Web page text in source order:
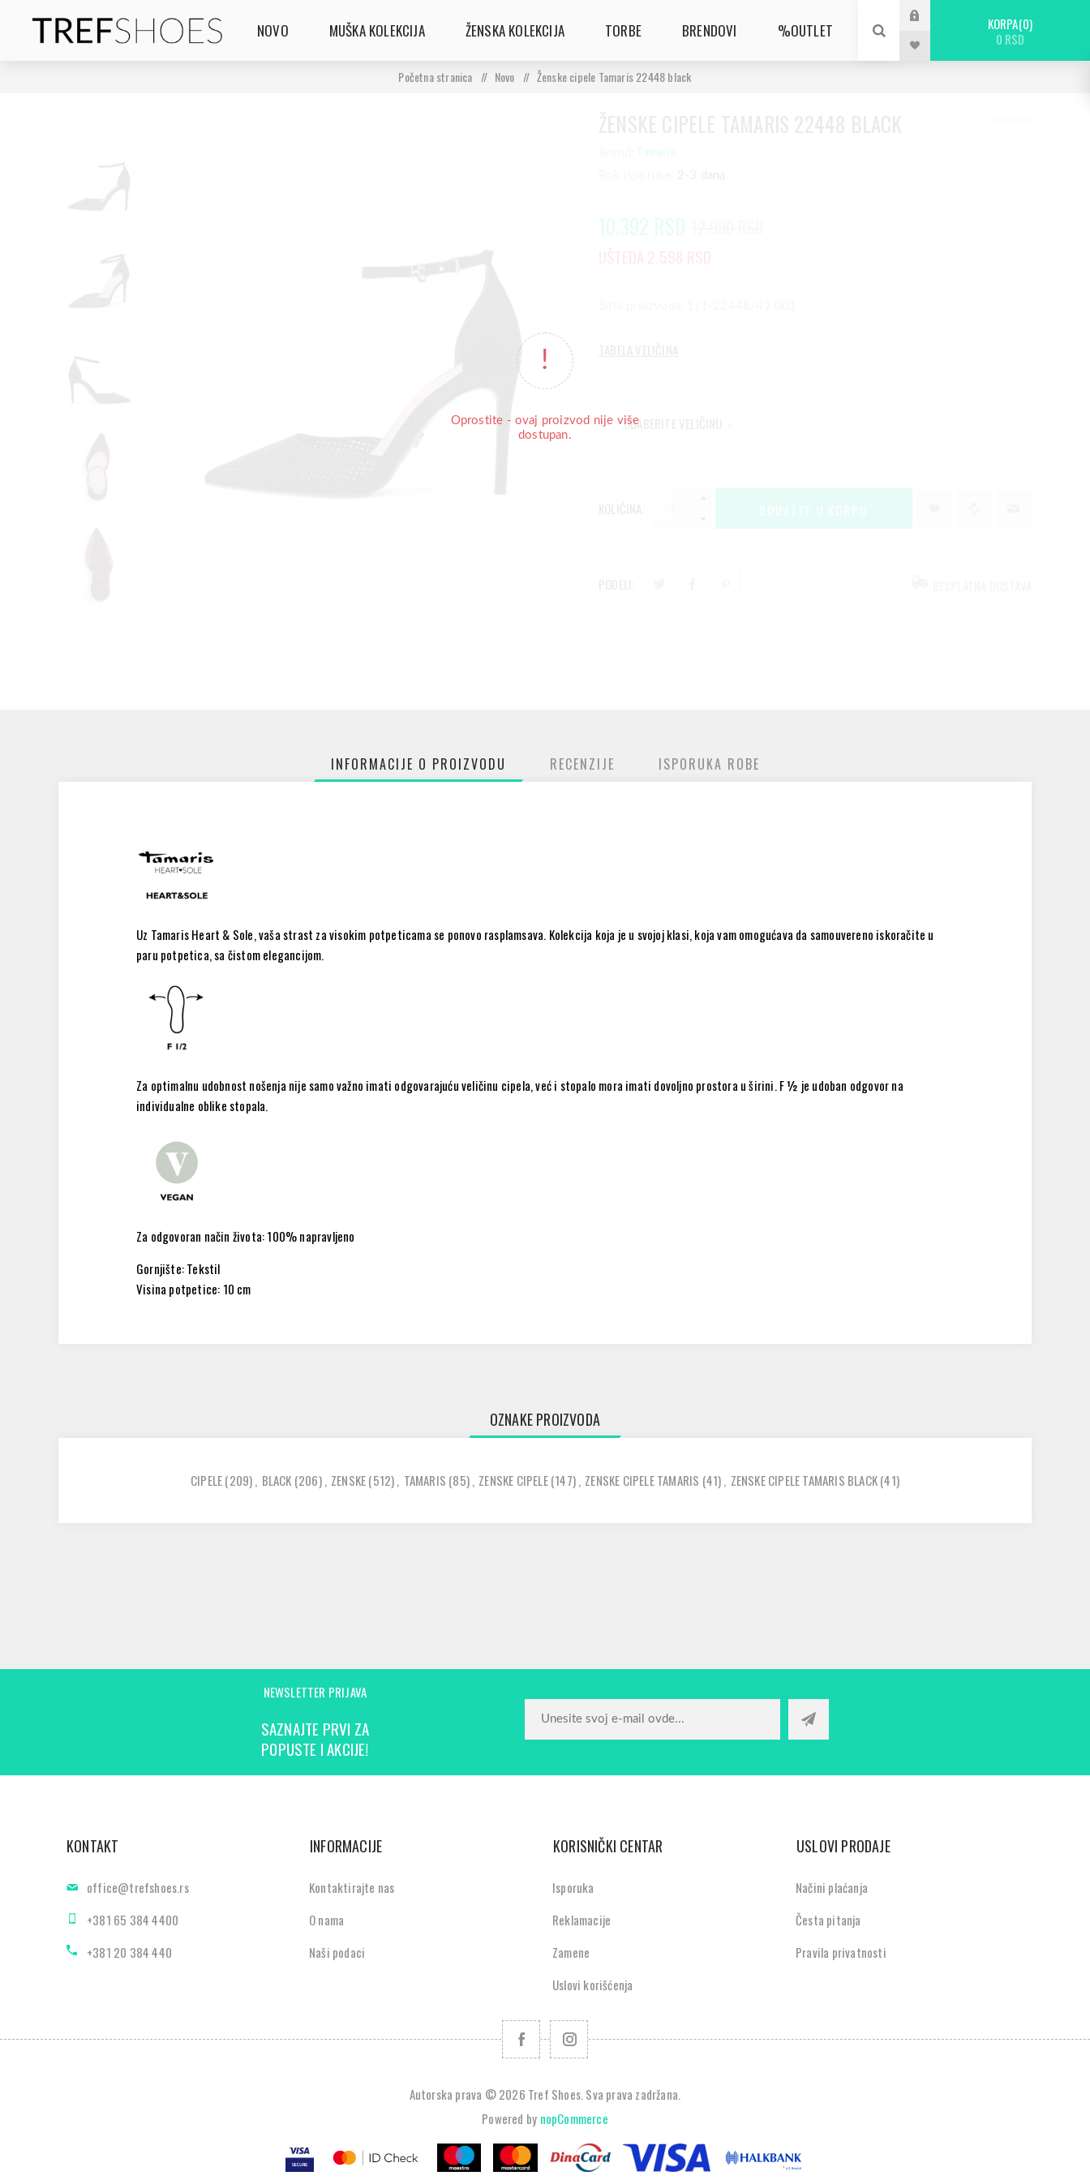
NOVO MUŠKA KOLEKCIJA ŽENSKA KOLEKCIJA TORBE BRENDOVI %OUTLET KORPA 0
0 RSD
Početna stranica / Novo / Ženske cipele Tamaris 22448 black
Oprostite - ovaj proizvod nije više
dostupan.
ODABERITE VELIČINU
INFORMACIJE O PROIZVODU RECENZIJE ISPORUKA ROBE
Uz Tamaris Heart & Sole, vaša strast za visokim potpeticama se ponovo rasplamsava. Kolekcija koja je u svojoj klasi, koja vam omogućava da samouvereno iskoračite u
paru potpetica, sa čistom elegancijom.
Za optimalnu udobnost nošenja nije samo važno imati odgovarajuću veličinu cipela, već i stopalo mora imati dovoljno prostora u širini. F ½ je udoban odgovor na
individualne oblike stopala.
Za odgovoran način života: 100% napravljeno
Gornjište: Tekstil
Visina potpetice: 10 cm
OZNAKE PROIZVODA
CIPELE(209), BLACK (206), ZENSKE(512), TAMARIS (85), ZENSKE CIPELE(147), ZENSKE CIPELE TAMARIS (41), ZENSKE CIPELE TAMARIS BLACK(41)
NEWSLETTER PRIJAVA
SAZNAJTE PRVI ZA
POPUSTE I AKCIJE!
KONTAKT
office@trefshoes.rs
+381 65 384 4400
+381 20 384 440
INFORMACIJE
Kontaktirajte nas
O nama
Naši podaci
KORISNIČKI CENTAR
Isporuka
Reklamacije
Zamene
Uslovi korišćenja
USLOVI PRODAJE
Načini plaćanja
Česta pitanja
Pravila privatnosti
Autorska prava © 2026 Tref Shoes. Sva prava zadržana.
Powered by nopCommerce